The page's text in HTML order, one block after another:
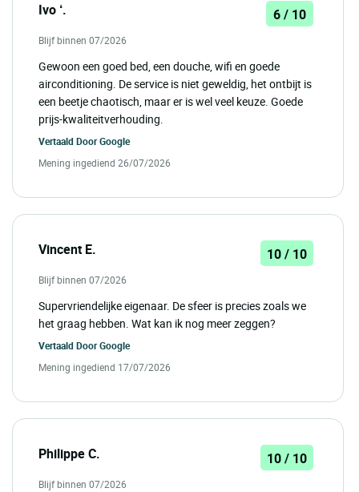
Ivo ‘. 6 / 10
Blijf binnen 07/2026
Gewoon een goed bed, een douche, wifi en goede
airconditioning. De service is niet geweldig, het ontbijt is
een beetje chaotisch, maar er is wel veel keuze. Goede
prijs-kwaliteitverhouding.
Vertaald DoorGoogle
Mening ingediend 26/07/2026
Vincent E. 10 / 10
Blijf binnen 07/2026
Supervriendelijke eigenaar. De sfeer is precies zoals we
het graag hebben. Wat kan ik nog meer zeggen?
Vertaald DoorGoogle
Mening ingediend 17/07/2026
Philippe C. 10 / 10
Blijf binnen 07/2026